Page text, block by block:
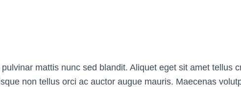
mattis nunc sed blandit. Aliquet eget sit amet tellus
non tellus orci ac auctor augue mauris. Maecenas